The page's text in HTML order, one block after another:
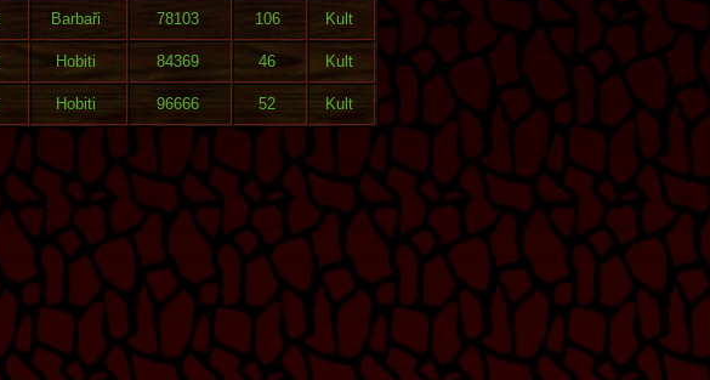
Barbaři 78103 106
Kult
Hobiti 84369 46
Kult
Hobiti 96666 52 Kult